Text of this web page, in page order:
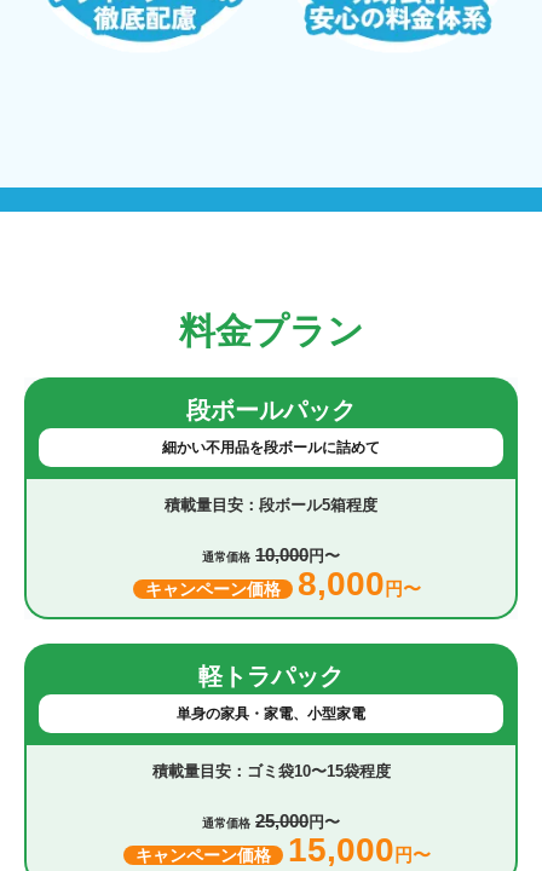
料金プラン
段ボールパック
細かい不用品を段ボールに詰めて
段ボール5箱程度
通常価格 10,000円〜
キャンペーン価格 8,000 円〜
軽トラパック
単身の家具・家電、小型家電
ゴミ袋10〜15袋程度
通常価格 25,000円〜
キャンペーン価格 15,000 円〜